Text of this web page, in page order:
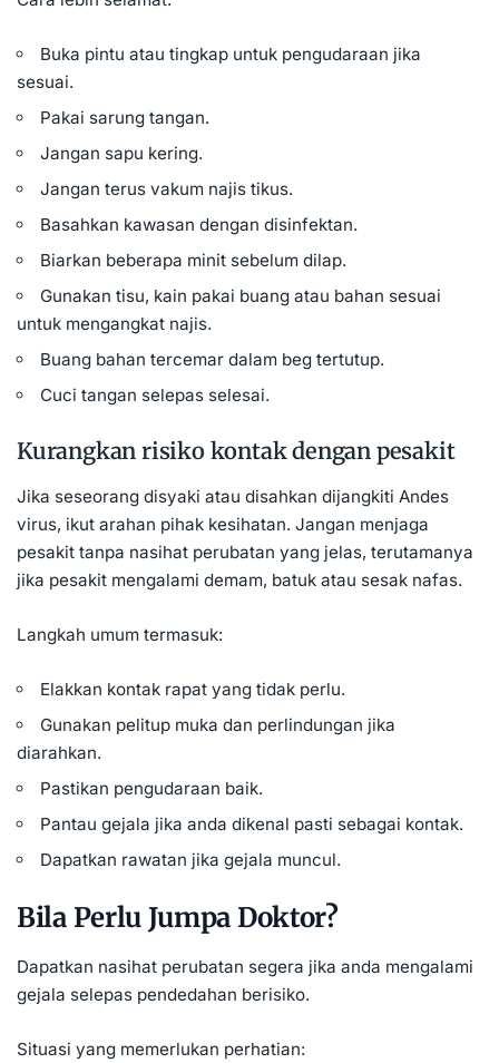
Buka pintu atau tingkap untuk pengudaraan jika
sesuai.
Pakai sarung tangan.
Jangan sapu kering.
Jangan terus vakum najis tikus.
Basahkan kawasan dengan disinfektan.
Biarkan beberapa minit sebelum dilap.
Gunakan tisu, kain pakai buang atau bahan sesuai
untuk mengangkat najis.
Buang bahan tercemar dalam beg tertutup.
Cuci tangan selepas selesai.
Kurangkan risiko kontak dengan pesakit
Jika seseorang disyaki atau disahkan dijangkiti Andes
virus, ikut arahan pihak kesihatan. Jangan menjaga
pesakit tanpa nasihat perubatan yang jelas, terutamanya
jika pesakit mengalami demam, batuk atau sesak nafas.
Langkah umum termasuk:
Elakkan kontak rapat yang tidak perlu.
Gunakan pelitup muka dan perlindungan jika
diarahkan.
Pastikan pengudaraan baik.
Pantau gejala jika anda dikenal pasti sebagai kontak.
Dapatkan rawatan jika gejala muncul.
Bila Perlu Jumpa Doktor?
Dapatkan nasihat perubatan segera jika anda mengalami
gejala selepas pendedahan berisiko.
Situasi yang memerlukan perhatian: